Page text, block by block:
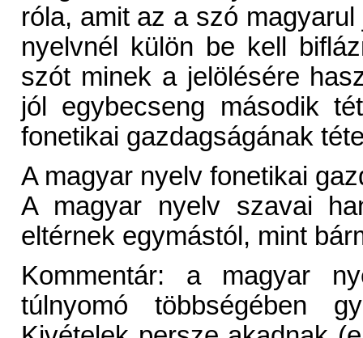
róla, amit az a szó
nyelvnél külön be kell
szót minek a jelölésére
jól egybecseng második
fonetikai gazdagságának
A magyar nyelv fonetikai
A magyar nyelv szavai
eltérnek egymástól, mint
Kommentár: a magyar
túlnyomó többségében